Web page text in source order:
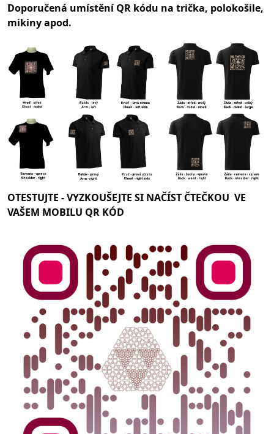
Doporučená umístění QR kódu na trička, polokošile,
mikiny apod.
OTESTUJTE -VYZKOUŠEJTE SI NAČÍST ČTEČKOU VE
VAŠEM MOBILU QR KÓD